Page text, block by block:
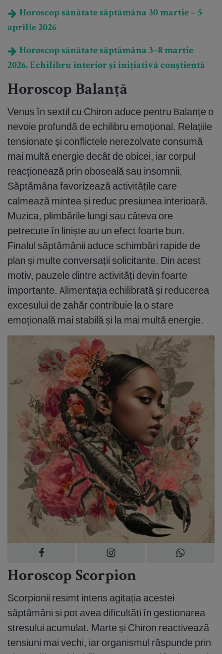
Horoscop sănătate săptămâna 30 martie – 5
aprilie 2026
Horoscop sănătate săptămâna 3–8 martie
2026. Echilibru interior și inițiativă conștientă
Horoscop Balanță
Venus în sextil cu Chiron aduce pentru Balanțe o
nevoie profundă de echilibru emoțional. Relațiile
tensionate și conflictele nerezolvate consumă
mai multă energie decât de obicei, iar corpul
reacționează prin oboseală sau insomnii.
Săptămâna favorizează activitățile care
calmează mintea și reduc presiunea interioară.
Muzica, plimbările lungi sau câteva ore
petrecute în liniște au un efect foarte bun.
Finalul săptămânii aduce schimbări rapide de
plan și multe conversații solicitante. Din acest
motiv, pauzele dintre activități devin foarte
importante. Alimentația echilibrată și reducerea
excesului de zahăr contribuie la o stare
emoțională mai stabilă și la mai multă energie.
Horoscop Scorpion
Scorpionii resimt intens agitația acestei
săptămâni și pot avea dificultăți în gestionarea
stresului acumulat. Marte și Chiron reactivează
tensiuni mai vechi, iar organismul răspunde prin